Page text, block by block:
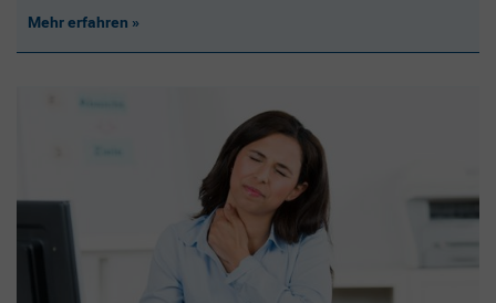
Mehr erfahren